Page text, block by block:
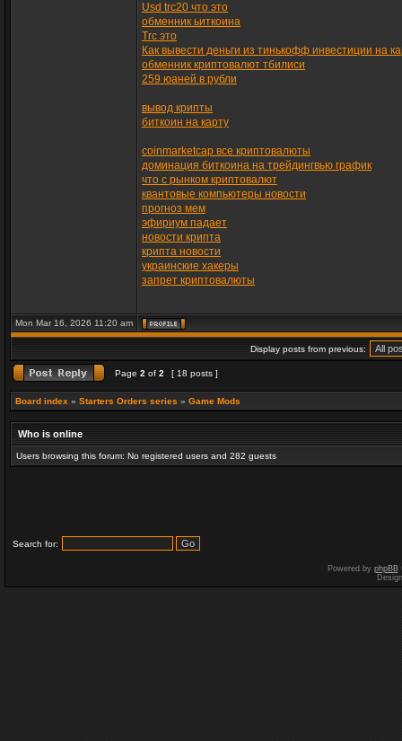
Usd trc20 что это
обменник ьиткоина
Trc это
Как вывести деньги из тинькофф инвестиции на
обменник криптовалют тбилиси
259 юаней в рубли
вывод крипты
биткоин на карту
coinmarketcap все криптовалюты
доминация биткоина на трейдингвью график
что с рынком криптовалют
квантовые компьютеры новости
прогноз мем
эфириум падает
новости крипта
крипта новости
украинские хакеры
запрет криптовалюты
Mon Mar 16, 2026 11:20 am
Display posts from previous:
Page 2 of 2 [ 18 posts ]
Board index » Starters Orders series » Game Mods
Who is online
Users browsing this forum: No registered users and 282 guests
Search for:
Powered by phpBB